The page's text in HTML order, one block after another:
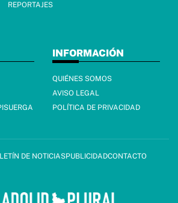
REPORTAJES
INFORMACIÓN
QUIÉNES SOMOS
AVISO LEGAL
POLÍTICA DE PRIVACIDAD
DE NOTICIASPUBLICIDADCONTACTO